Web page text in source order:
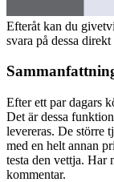
Efteråt kan du
svara på dessa
Efter ett par dagars
Det är dessa
levereras. De större
med en helt annan
testa den vettja. Har
kommentar.